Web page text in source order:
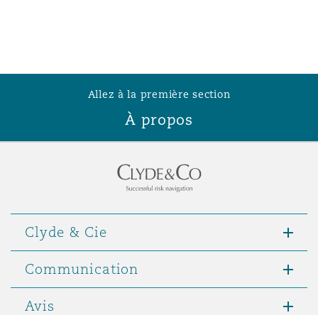
Allez à la première section
À propos
Clyde & Cie
Communication
Avis